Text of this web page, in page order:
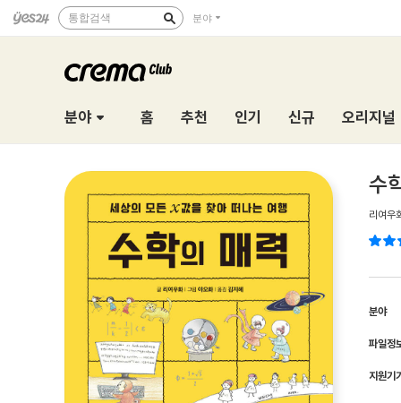
통합검색 분야
분야 홈 추천 인기 신규 오리지널
수
리여우
분야
파일정
지원기